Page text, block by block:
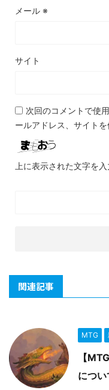
メール ※
サイト
次回のコメントで使
ールアドレス、サイトを
上に表示された文字を入
関連記事
MTG
【
につい